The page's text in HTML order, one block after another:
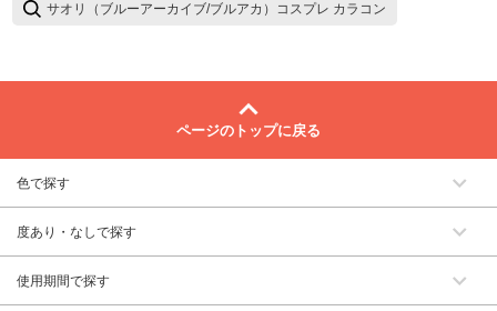
サオリ（ブルーアーカイブ/ブルアカ）コスプレ カラコン
ページのトップに戻る
色で探す
度あり・なしで探す
使用期間で探す